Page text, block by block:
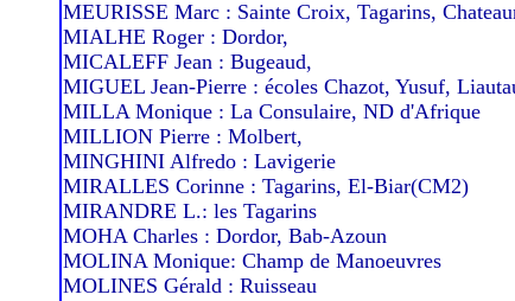
MEURISSE Marc : Sainte Croix, Tagarins,
MIALHE Roger : Dordor,
MICALEFF Jean : Bugeaud,
MIGUEL Jean-Pierre : écoles Chazot, Yusuf,
MILLA Monique : La Consulaire, ND d'Afrique
MILLION Pierre : Molbert,
MINGHINI Alfredo : Lavigerie
MIRALLES Corinne : Tagarins, El-Biar(CM2)
MIRANDRE L.: les Tagarins
MOHA Charles : Dordor, Bab-Azoun
MOLINA Monique: Champ de Manoeuvres
MOLINES Gérald : Ruisseau